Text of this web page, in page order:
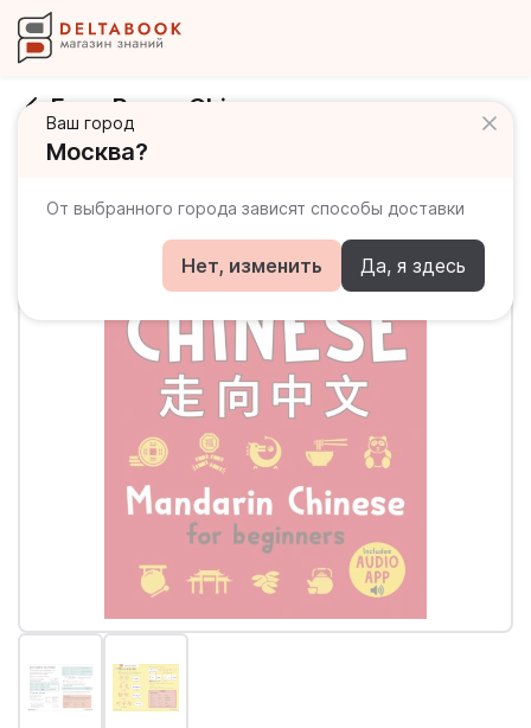
Ваш город
Москва?
От выбранного города зависят способы доставки
Нет, изменить Да, я здесь
Easy Peasy Chinese